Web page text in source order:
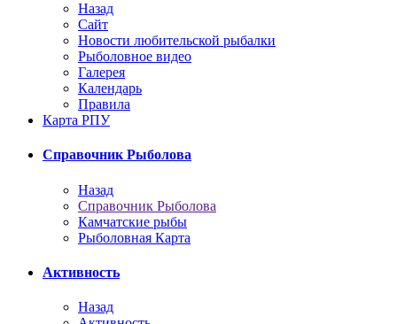
Назад
Сайт
Новости любительской рыбалки
Рыболовное видео
Галерея
Календарь
Правила
Карта РПУ
Справочник Рыболова
Назад
Справочник Рыболова
Камчатские рыбы
Рыболовная Карта
Активность
Назад